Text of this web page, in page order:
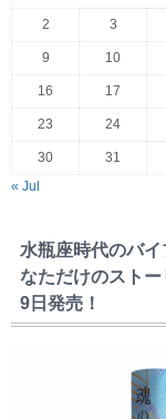
2 3
9 10
16 17
23 24
30
31
« Jul
水瓶座時代のバ
なただけのスト
9日発売！